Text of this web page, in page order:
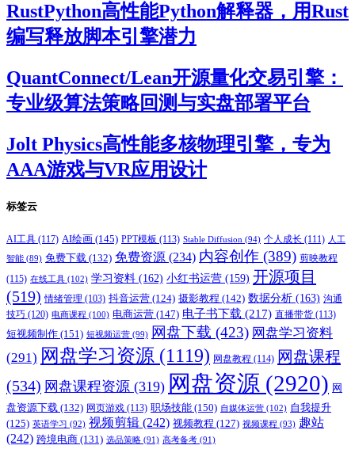
RustPython高性能Python解释器，用Rust
编写释放脚本引擎潜力
QuantConnect/Lean开源量化交易引擎：
专业级算法策略回测与实盘部署平台
Jolt Physics高性能多核物理引擎，专为
AAA游戏与VR应用设计
标签云
AI工具 (117) AI绘画 (145) PPT模板 (113) Stable Diffusion (94) 个人成长 (111) 人工
智能 (89) 免费下载 (132) 免费资源 (234) 内容创作 (389) 剪映教程
(115) 在线工具 (102) 学习资料 (162) 小红书运营 (159) 开源项目
(519) 情绪管理 (103) 抖音运营 (124) 摄影教程 (142) 数据分析 (163) 沟通
技巧 (120) 电商课程 (100) 电商运营 (147) 电子书下载 (217) 直播带货 (113)
短视频制作 (151) 短视频运营 (99) 网盘下载 (423) 网盘学习资料
(291) 网盘学习资源 (1119) 网盘教程 (114) 网盘课程
(534) 网盘课程资源 (319) 网盘资源 (2920) 网
盘资源下载 (132) 网页游戏 (113) 职场技能 (150) 自媒体运营 (102) 自我提升
(125) 英语学习 (92) 视频剪辑 (242) 视频教程 (127) 视频课程 (93) 趣站
(242) 跨境电商 (131) 选品策略 (91) 高考备考 (91)